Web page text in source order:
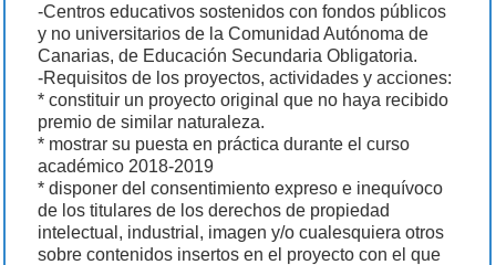
-Centros educativos sostenidos con fondos públicos
y no universitarios de la Comunidad Autónoma de
Canarias, de Educación Secundaria Obligatoria.
-Requisitos de los proyectos, actividades y acciones:
* constituir un proyecto original que no haya recibido
premio de similar naturaleza.
* mostrar su puesta en práctica durante el curso
académico 2018-2019
* disponer del consentimiento expreso e inequívoco
de los titulares de los derechos de propiedad
intelectual, industrial, imagen y/o cualesquiera otros
sobre contenidos insertos en el proyecto con el que